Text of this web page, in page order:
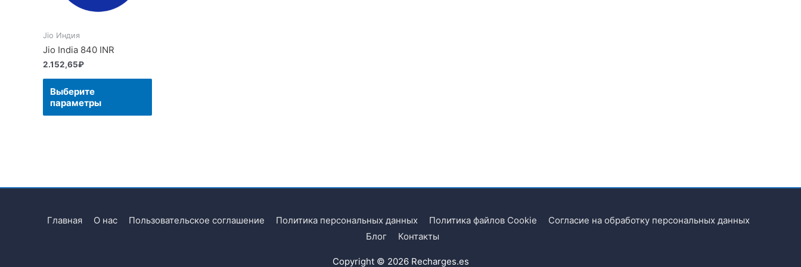
Jio Индия
Jio India 840 INR
2.152,65₽
Выберите
параметры
Главная О нас Пользовательское соглашение Политика персональных данных Политика файлов Cookie
Согласие на обработку персональных данных
Блог
Контакты
Copyright © 2026 Recharges.es